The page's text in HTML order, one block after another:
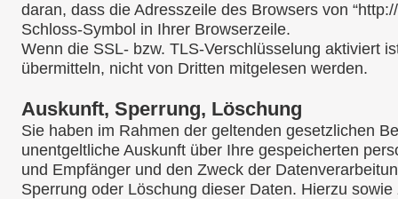
daran, dass die Adresszeile des Browsers von
Schloss-Symbol in Ihrer Browserzeile.
Wenn die SSL- bzw. TLS-Verschlüsselung aktiviert
übermitteln, nicht von Dritten mitgelesen werden.
Auskunft, Sperrung, Löschung
Sie haben im Rahmen der geltenden gesetzlichen
unentgeltliche Auskunft über Ihre gespeicherten
und Empfänger und den Zweck der
Sperrung oder Löschung dieser Daten. Hierzu